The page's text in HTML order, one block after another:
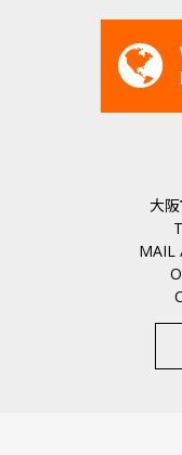
大
MAIL